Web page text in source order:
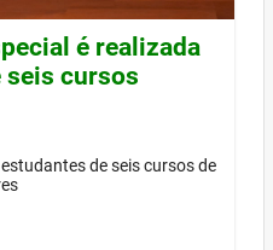
é realizada
seis cursos
de seis cursos de